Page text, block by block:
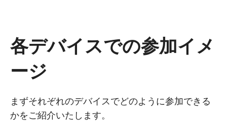
各デバイスでの参加イメ
ージ
まずそれぞれのデバイスでどのように参加できる
かをご紹介いたします。